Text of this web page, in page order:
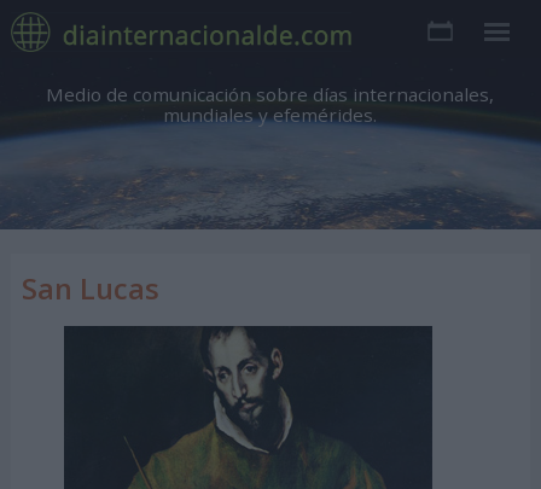
Medio de comunicación sobre días internacionales,
mundiales y efemérides.
San Lucas